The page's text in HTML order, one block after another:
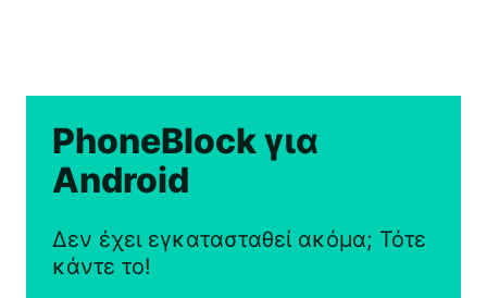
PhoneBlock για
Android
Δεν έχει εγκατασταθεί ακόμα; Τότε
κάντε το!